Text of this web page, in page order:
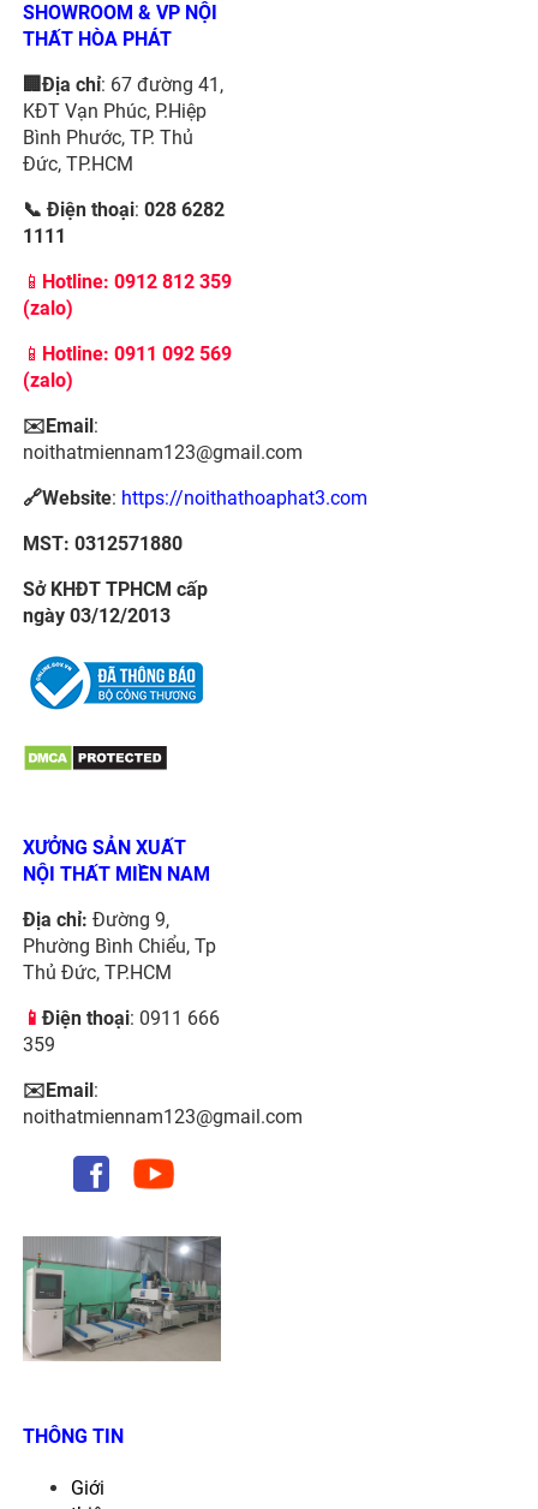
SHOWROOM & VP NỘI
THẤT HÒA PHÁT
🏢Địa chỉ: 67 đường 41,
KĐT Vạn Phúc, P.Hiệp
Bình Phước, TP. Thủ
Đức, TP.HCM
📞 Điện thoại: 028 6282
1111
📱 Hotline: 0912 812 359
(zalo)
📱 Hotline: 0911 092 569
(zalo)
✉️Email:
noithatmiennam123@gmail.com
🔗Website: https://noithathoaphat3.com
MST: 0312571880
Sở KHĐT TPHCM cấp
ngày 03/12/2013
XƯỞNG SẢN XUẤT
NỘI THẤT MIỀN NAM
Địa chỉ: Đường 9,
Phường Bình Chiểu, Tp
Thủ Đức, TP.HCM
📱Điện thoại: 0911 666
359
✉️Email:
noithatmiennam123@gmail.com
THÔNG TIN
Giới